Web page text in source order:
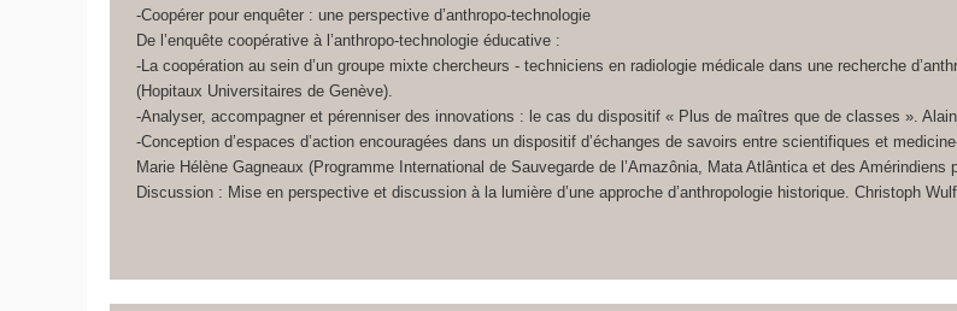
-Coopérer pour enquêter : une perspective d’anthropo-technologie
De l’enquête coopérative à l’anthropo-technologie éducative :
-La coopération au sein d’un groupe mixte chercheurs - techniciens en radiologie médicale dans une recherche
(Hopitaux Universitaires de Genève).
-Analyser, accompagner et pérenniser des innovations : le cas du dispositif « Plus de maîtres que de classes ».
-Conception d’espaces d’action encouragées dans un dispositif d’échanges de savoirs entre scientifiques et
Marie Hélène Gagneaux (Programme International de Sauvegarde de l’Amazônia, Mata Atlântica et des Amérindiens
Discussion : Mise en perspective et discussion à la lumière d’une approche d’anthropologie historique. Christoph